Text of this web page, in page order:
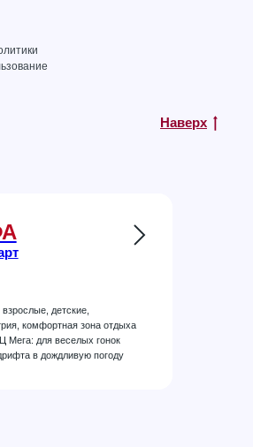
Наверх
детские,
комфортная зона отдыха
Мега: для веселых гонок
в дождливую погоду